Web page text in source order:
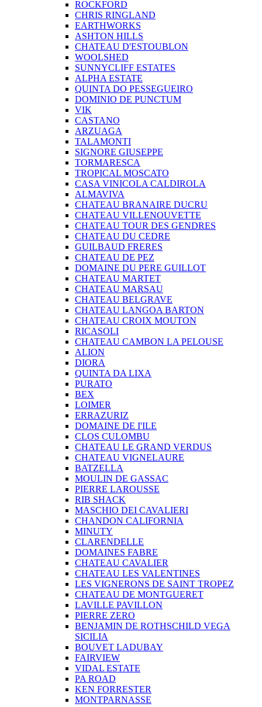
ROCKFORD
CHRIS RINGLAND
EARTHWORKS
ASHTON HILLS
CHATEAU D'ESTOUBLON
WOOLSHED
SUNNYCLIFF ESTATES
ALPHA ESTATE
QUINTA DO PESSEGUEIRO
DOMINIO DE PUNCTUM
VIK
CASTANO
ARZUAGA
TALAMONTI
SIGNORE GIUSEPPE
TORMARESCA
TROPICAL MOSCATO
CASA VINICOLA CALDIROLA
ALMAVIVA
CHATEAU BRANAIRE DUCRU
CHATEAU VILLENOUVETTE
CHATEAU TOUR DES GENDRES
CHATEAU DU CEDRE
GUILBAUD FRERES
CHATEAU DE PEZ
DOMAINE DU PERE GUILLOT
CHATEAU MARTET
CHATEAU MARSAU
CHATEAU BELGRAVE
CHATEAU LANGOA BARTON
CHATEAU CROIX MOUTON
RICASOLI
CHATEAU CAMBON LA PELOUSE
ALION
DIORA
QUINTA DA LIXA
PURATO
BEX
LOIMER
ERRAZURIZ
DOMAINE DE I'ILE
CLOS CULOMBU
CHATEAU LE GRAND VERDUS
CHATEAU VIGNELAURE
BATZELLA
MOULIN DE GASSAC
PIERRE LAROUSSE
RIB SHACK
MASCHIO DEI CAVALIERI
CHANDON CALIFORNIA
MINUTY
CLARENDELLE
DOMAINES FABRE
CHATEAU CAVALIER
CHATEAU LES VALENTINES
LES VIGNERONS DE SAINT TROPEZ
CHATEAU DE MONTGUERET
LAVILLE PAVILLON
PIERRE ZERO
BENJAMIN DE ROTHSCHILD VEGA
SICILIA
BOUVET LADUBAY
FAIRVIEW
VIDAL ESTATE
PA ROAD
KEN FORRESTER
MONTPARNASSE